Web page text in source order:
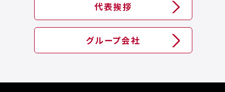
代表挨拶
グループ会社